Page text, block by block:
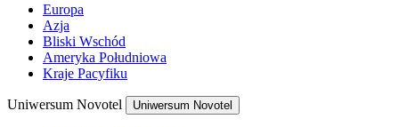
Europa
Azja
Bliski Wschód
Ameryka Południowa
Kraje Pacyfiku
Uniwersum Novotel Uniwersum Novotel